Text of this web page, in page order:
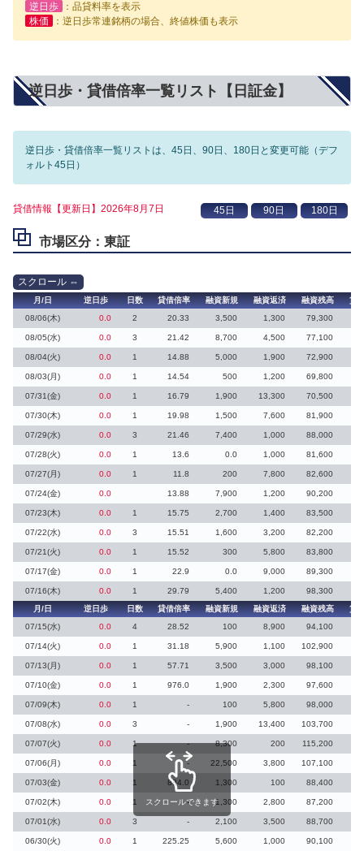
逆日歩
：品貸料率を表示
株価
：逆日歩常連銘柄の場合、終値株価も表示
逆日歩・貸借倍率一覧リスト【日証金】
逆日歩・貸借倍率一覧リストは、45日、90日、180日と変更可能（デフ
ォルト45日）
貸借情報【更新日】2026年8月7日
市場区分：東証
月/日 逆日歩 日数 貸借倍率 融資新規 融資返済 融資残高
貸
08/06(木)
0.0 2 20.33 3,500 1,300 79,300
08/05(水) 0.0 3 21.42 8,700 4,500 77,100
08/04(火) 0.0 1 14.88 5,000 1,900 72,900
08/03(月) 0.0 1 14.54 500 1,200 69,800
07/31(金) 0.0 1 16.79 1,900 13,300 70,500
07/30(木) 0.0 1 19.98 1,500 7,600 81,900
07/29(水) 0.0 3 21.46 7,400 1,000 88,000
07/28(火) 0.0 1 13.6 0.0 1,000 81,600
07/27(月) 0.0 1 11.8 200 7,800 82,600
07/24(金) 0.0 13.88 7,900 1,200 90,200
07/23(木) 0.0 1 15.75 2,700 1,400 83,500
07/22(水) 0.0 3 15.51 1,600 3,200 82,200
07/21(火) 0.0 1 15.52 300 5,800 83,800
07/17(金) 0.0 1 22.9 0.0 9,000 89,300
07/16(木) 0.0 1 29.79 5,400 1,200
98,300
月/日
逆日歩 日数 貸借倍率 融資新規 融資返済 融資残高
貸
07/15(水)
0.0 4 28.52 100 8,900 94,100
07/14(火) 0.0 1 31.18 5,900 1,100 102,900
07/13(月) 0.0 1 57.71 3,500 3,000 98,100
07/10(金) 0.0 1 976.0 1,900 2,300 97,600
07/09(木) 0.0 1 - 100 5,800 98,000
07/08(水) 0.0 3 - 1,900 13,400 103,700
07/07(火) 0.0 1 - 8,300 200 115,200
07/06(月) 0.0 1 - 22,500 3,800 107,100
07/03(金) 0.0 1 884.0 1,300 100 88,400
07/02(木) 0.0 1 - 1,300 2,800 87,200
07/01(水) 0.0 3 - 2,100 3,500 88,700
06/30(火) 0.0 1 225.25 5,600 1,000 90,100
スクロールできます